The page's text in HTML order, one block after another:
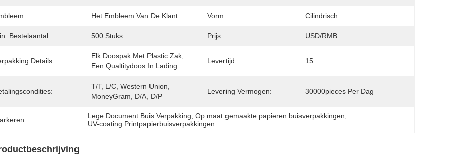
Het Embleem Van De Klant Vorm: Cilindrisch
Bestelaantal: 500 Stuks Prijs: USD/RMB
Details:
Elk Doospak Met Plastic Zak,
Een Qualtitydoos In Lading
Levertijd: 15
T/T, L/C, Western Union,
MoneyGram, D/A, D/P
Levering Vermogen: 30000pieces Per Dag
Lege Document Buis Verpakking , Op maat gemaakte papieren buisverpakkingen
UV-coating Printpapierbuisverpakkingen